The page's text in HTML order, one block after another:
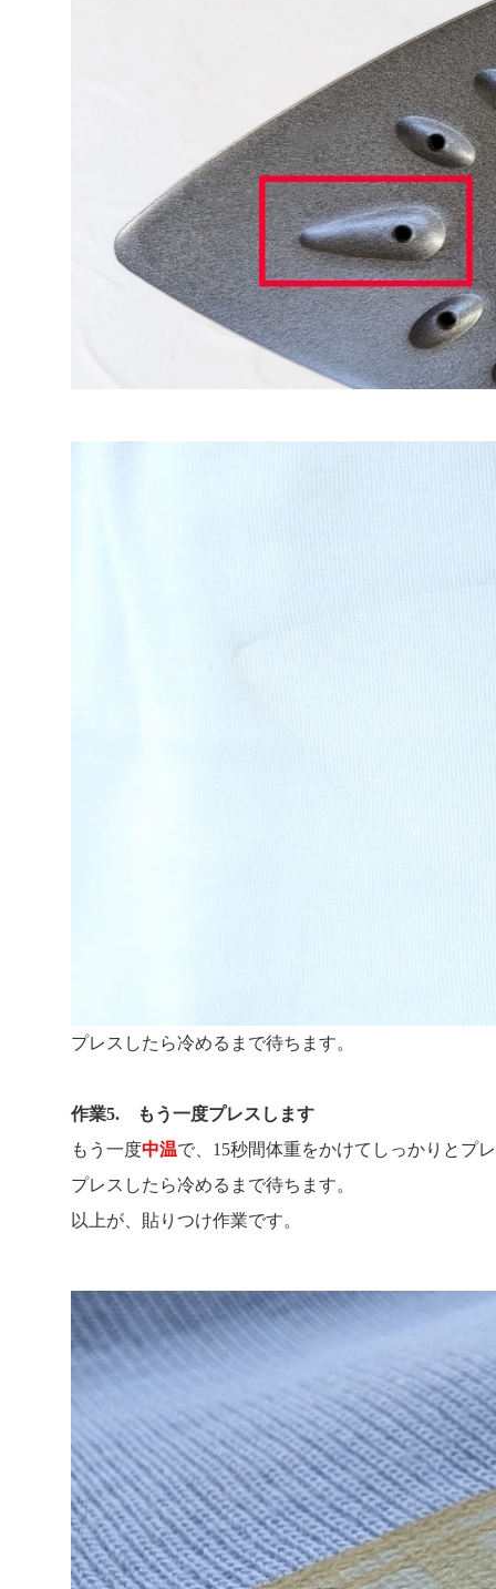
プレスしたら冷めるまで待ちます。
作業5. もう一度プレスします
もう一度中温で、15秒間体重をかけてしっかりとプ
プレスしたら冷めるまで待ちます。
以上が、貼りつけ作業です。